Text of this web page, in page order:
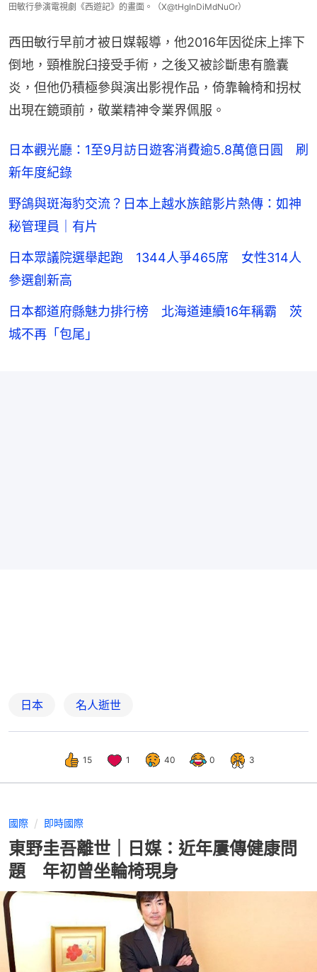
田敏行參演電視劇《西遊記》的畫面。（X@tHgInDiMdNuOr）
西田敏行早前才被日媒報導，他2016年因從床上摔下
倒地，頸椎脫臼接受手術，之後又被診斷患有膽囊
炎，但他仍積極參與演出影視作品，倚靠輪椅和拐杖
出現在鏡頭前，敬業精神令業界佩服。
日本觀光廳：1至9月訪日遊客消費逾5.8萬億日圓 刷
新年度紀錄
野鴿與斑海豹交流？日本上越水族館影片熱傳：如神
秘管理員｜有片
日本眾議院選舉起跑 1344人爭465席 女性314人
參選創新高
日本都道府縣魅力排行榜 北海道連續16年稱霸 茨
城不再「包尾」
日本 名人逝世
15 1 40 0 3
國際 即時國際
東野圭吾離世｜日媒：近年屢傳健康問
題 年初曾坐輪椅現身